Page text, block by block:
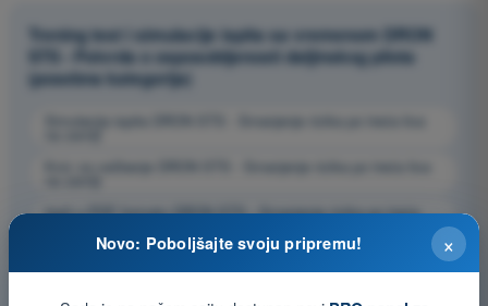
Trening test i simulacije ispita sa vremenom DRON
STS - Potvrda o osposobljenosti daljinskog pilota
(posebna kategorija)
Simulacija ispita DRON STS - Smanjenje rizika po treća lica
Kviz za vežbanje DRON STS - Smanjenje rizika po treća lica
Ispit u PDF formatu DRON STS - Smanjenje rizika po treća
×
Novo: Poboljšajte svoju pripremu!